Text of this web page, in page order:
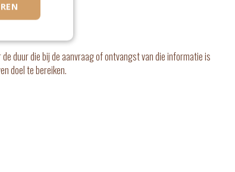
duur die bij de aanvraag of ontvangst van die informatie is
doel te bereiken.